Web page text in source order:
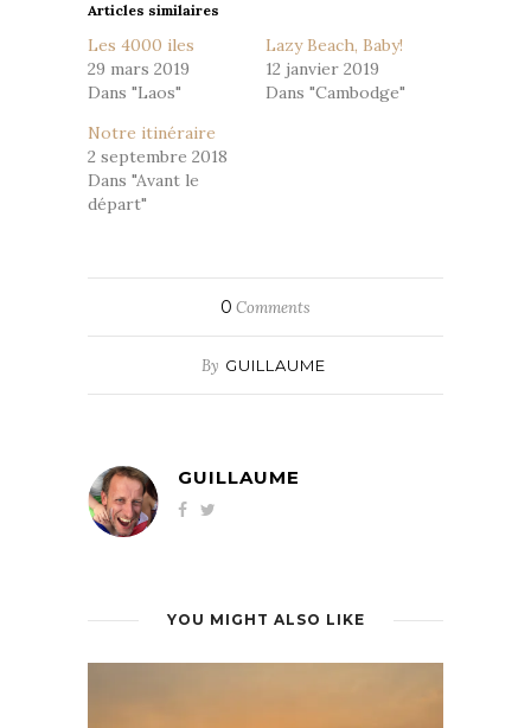
Articles similaires
Les 4000 iles
29 mars 2019
Dans "Laos"
Lazy Beach, Baby!
12 janvier 2019
Dans "Cambodge"
Notre itinéraire
2 septembre 2018
Dans "Avant le
départ"
0 Comments
By GUILLAUME
GUILLAUME
YOU MIGHT ALSO LIKE